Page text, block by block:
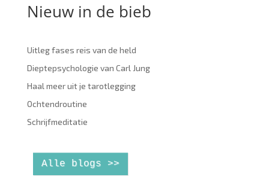
Nieuw in de bieb
Uitleg fases reis van de held
Dieptepsychologie van Carl Jung
Haal meer uit je tarotlegging
Ochtendroutine
Schrijfmeditatie
Alle blogs >>